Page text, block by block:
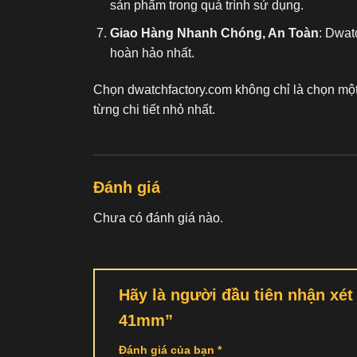
sản phẩm trong quá trình sử dụng.
Giao Hàng Nhanh Chóng, An Toàn:
hoàn hảo nhất.
Chọn dwatchfactory.com không chỉ là chọn
từng chi tiết nhỏ nhất.
Đánh giá
Chưa có đánh giá nào.
Hãy là người đầu tiên nhận xét
41mm”
Đánh giá của bạn *